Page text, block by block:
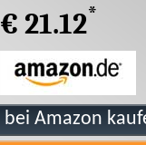
€ 21.12*